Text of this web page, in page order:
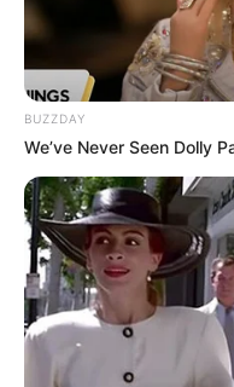
Serem! 9 Chat
Pelanggan Ini
Merinding
BUZZDAY
We’ve Never Seen Dolly